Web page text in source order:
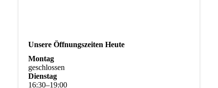
Unsere Öffnungszeiten Heute
Montag
geschlossen
Dienstag
16:30–19:00